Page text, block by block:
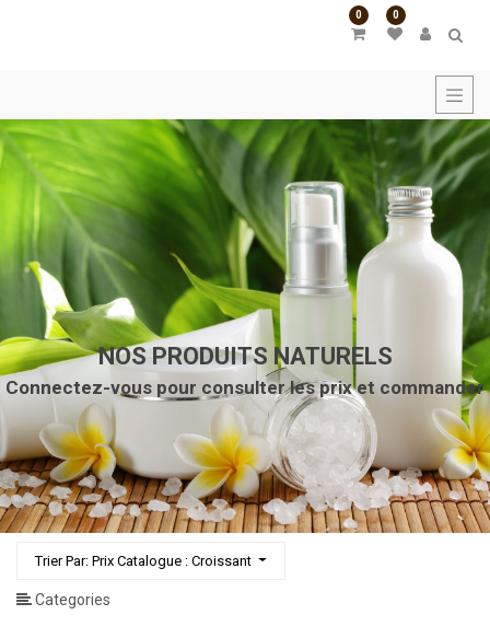
0 0
NOS PRODUITS NATURELS
Connectez-vous pour consulter les prix et commander
Trier Par: Prix Catalogue : Croissant
Categories
Tous
les
produits
Huiles
Végétales
Baumes/Beurres
Végétaux
Huiles
Essentielles
Gommages
Corps/Visage